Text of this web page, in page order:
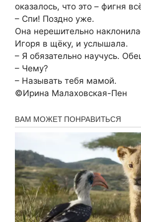
оказалось, что это – фигня
– Спи! Поздно уже.
Она нерешительно
Игоря в щёку, и услышала.
– Я обязательно научусь.
– Чему?
– Называть тебя мамой.
©Ирина Малаховская-Пен